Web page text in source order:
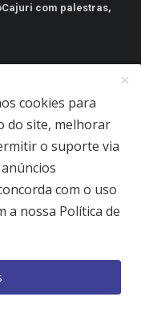
com palestras,
direitos reservados.
cookies para
do site, melhorar
o suporte via
com o uso
a nossa Política de